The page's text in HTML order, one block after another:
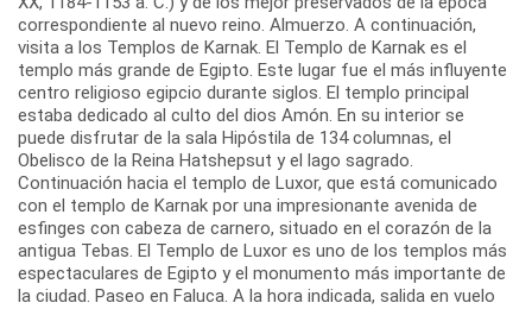
correspondiente al nuevo reino. Almuerzo. A continuación,
visita a los Templos de Karnak. El Templo de Karnak es el
templo más grande de Egipto. Este lugar fue el más influyente
centro religioso egipcio durante siglos. El templo principal
estaba dedicado al culto del dios Amón. En su interior se
puede disfrutar de la sala Hipóstila de 134 columnas, el
Obelisco de la Reina Hatshepsut y el lago sagrado.
Continuación hacia el templo de Luxor, que está comunicado
con el templo de Karnak por una impresionante avenida de
esfinges con cabeza de carnero, situado en el corazón de la
antigua Tebas. El Templo de Luxor es uno de los templos más
espectaculares de Egipto y el monumento más importante de
la ciudad. Paseo en Faluca. A la hora indicada, salida en vuelo